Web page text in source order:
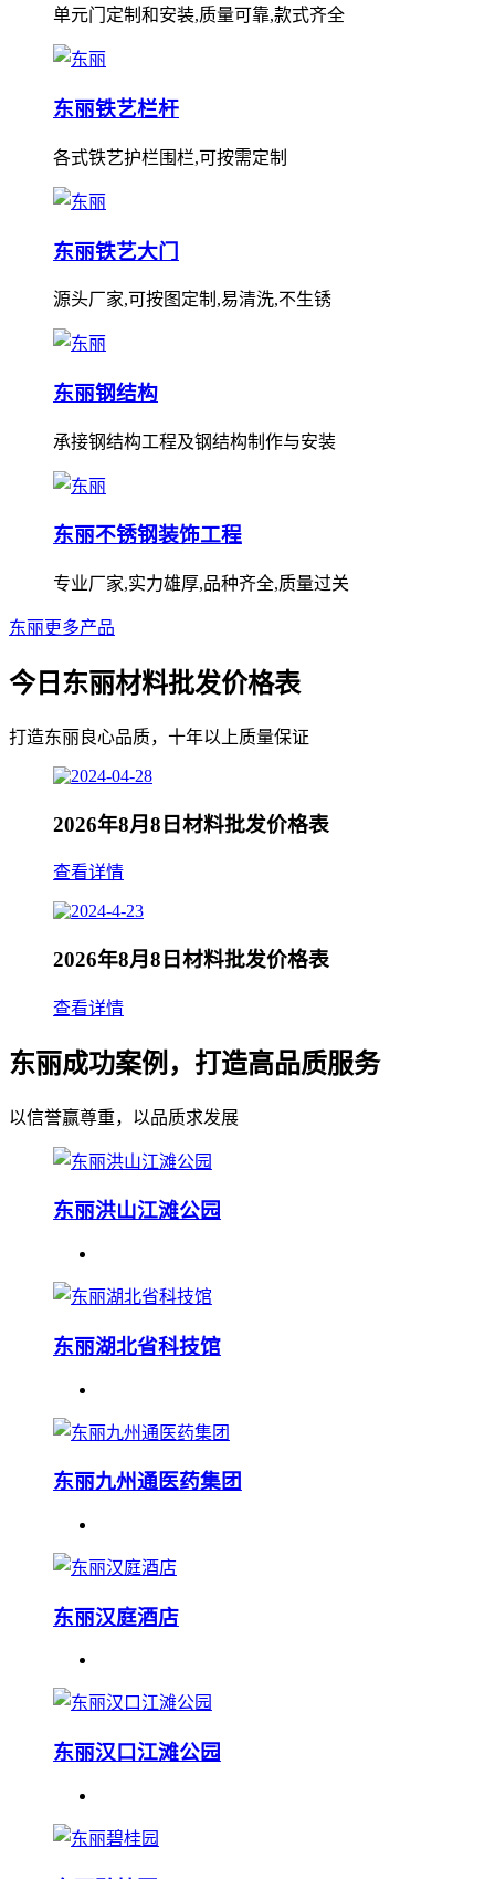
单元门定制和安装,质量可靠,款式齐全
东丽铁艺栏杆
各式铁艺护栏围栏,可按需定制
东丽铁艺大门
源头厂家,可按图定制,易清洗,不生锈
东丽钢结构
承接钢结构工程及钢结构制作与安装
东丽不锈钢装饰工程
专业厂家,实力雄厚,品种齐全,质量过关
东丽更多产品
今日东丽材料批发价格表
打造东丽良心品质，十年以上质量保证
2026年8月8日材料批发价格表
查看详情
2026年8月8日材料批发价格表
查看详情
东丽成功案例，打造高品质服务
以信誉赢尊重，以品质求发展
东丽洪山江滩公园
东丽湖北省科技馆
东丽九州通医药集团
东丽汉庭酒店
东丽汉口江滩公园